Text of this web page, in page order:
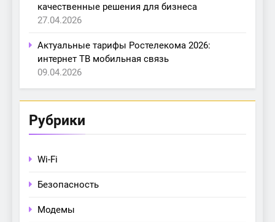
качественные решения для бизнеса
27.04.2026
Актуальные тарифы Ростелекома 2026:
интернет ТВ мобильная связь
09.04.2026
Рубрики
Wi-Fi
Безопасность
Модемы